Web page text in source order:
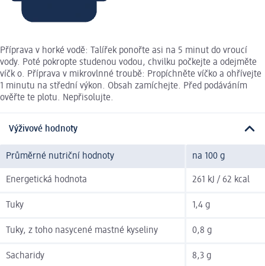
Příprava v horké vodě: Talířek ponořte asi na 5 minut do vroucí
vody. Poté pokropte studenou vodou, chvilku počkejte a odejměte
víčk o. Příprava v mikrovlnné troubě: Propíchněte víčko a ohřívejte
1 minutu na střední výkon. Obsah zamíchejte. Před podáváním
ověřte te plotu. Nepřisolujte.
Výživové hodnoty
Průměrné nutriční hodnoty na 100 g
Energetická hodnota 261 kJ / 62 kcal
Tuky 1,4 g
Tuky, z toho nasycené mastné kyseliny 0,8 g
Sacharidy 8,3 g